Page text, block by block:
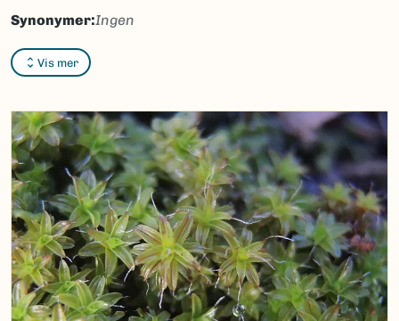
Vis mer
Synonymer:Ingen
Bokmål:bladmoser
Nynorsk:bladmosar
Nordsamisk/Davvisámegiella:lastasámmálat
Vitenskapelig navn ID:1158
Takson ID:1158
Gå til Nortaxa for flere detaljer
(Ekstern lenke)